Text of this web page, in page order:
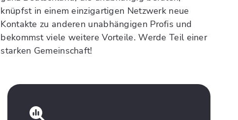
knüpfst in einem einzigartigen Netzwerk neue
Kontakte zu anderen unabhängigen Profis und
bekommst viele weitere Vorteile. Werde Teil einer
starken Gemeinschaft!